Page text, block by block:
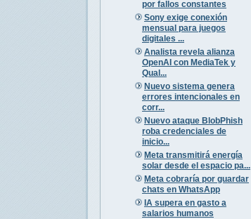
por fallos constantes
Sony exige conexión
mensual para juegos
digitales ...
Analista revela alianza
OpenAI con MediaTek y
Qual...
Nuevo sistema genera
errores intencionales en
corr...
Nuevo ataque BlobPhish
roba credenciales de
inicio...
Meta transmitirá energía
solar desde el espacio pa...
Meta cobraría por guardar
chats en WhatsApp
IA supera en gasto a
salarios humanos